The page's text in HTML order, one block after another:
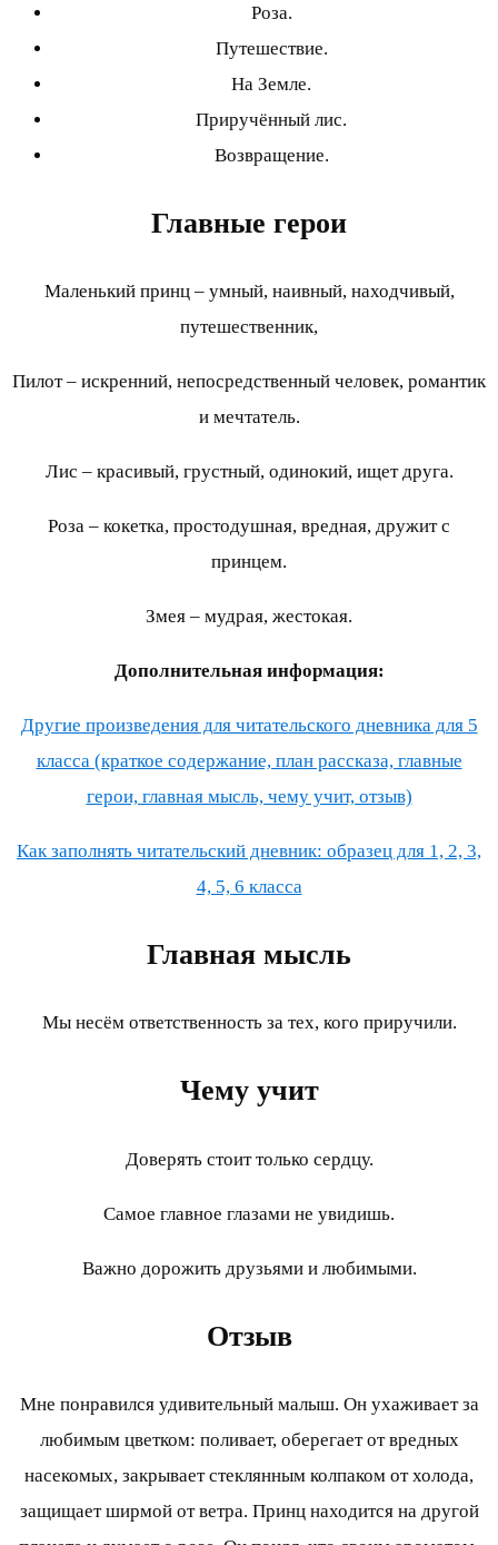
Роза.
Путешествие.
На Земле.
Приручённый лис.
Возвращение.
Главные герои
Маленький принц – умный, наивный, находчивый,
путешественник,
Пилот – искренний, непосредственный человек, романтик
и мечтатель.
Лис – красивый, грустный, одинокий, ищет друга.
Роза – кокетка, простодушная, вредная, дружит с
принцем.
Змея – мудрая, жестокая.
Дополнительная информация:
Другие произведения для читательского дневника для 5
класса (краткое содержание, план рассказа, главные
герои, главная мысль, чему учит, отзыв)
Как заполнять читательский дневник: образец для 1, 2, 3,
4, 5, 6 класса
Главная мысль
Мы несём ответственность за тех, кого приручили.
Чему учит
Доверять стоит только сердцу.
Самое главное глазами не увидишь.
Важно дорожить друзьями и любимыми.
Отзыв
Мне понравился удивительный малыш. Он ухаживает за
любимым цветком: поливает, оберегает от вредных
насекомых, закрывает стеклянным колпаком от холода,
защищает ширмой от ветра. Принц находится на другой